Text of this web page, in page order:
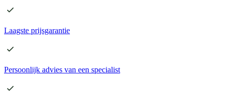
Laagste prijsgarantie
Persoonlijk advies van een specialist